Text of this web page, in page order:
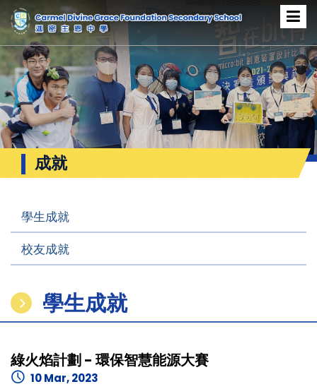
成就
學生成就
校友成就
學生成就
綠火焰計劃 - 環保智慧能源大賽
10 Mar, 2023